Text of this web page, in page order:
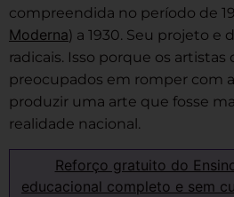
compreendida no período de
Moderna) a 1930. Seu projeto e
radicais. Isso porque os artistas
preocupados em romper com
produzir uma arte que fosse
realidade nacional.
Reforço gratuito do
educacional completo e sem